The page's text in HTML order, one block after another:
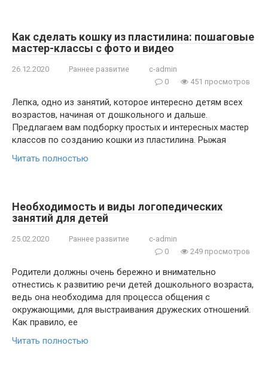
Как сделать кошку из пластилина: пошаговые
мастер-классы с фото и видео
26.12.2020 Раннее развитие
c-admin
0
451 просмотров
Лепка, одно из занятий, которое интересно детям всех
возрастов, начиная от дошкольного и дальше.
Предлагаем вам подборку простых и интересных мастер
классов по созданию кошки из пластилина. Рыжая
Читать полностью
Необходимость и виды логопедических
занятий для детей
25.02.2020 Раннее развитие
c-admin
0
249 просмотров
Родители должны очень бережно и внимательно
отнестись к развитию речи детей дошкольного возраста,
ведь она необходима для процесса общения с
окружающими, для выстраивания дружеских отношений.
Как правило, ее
Читать полностью